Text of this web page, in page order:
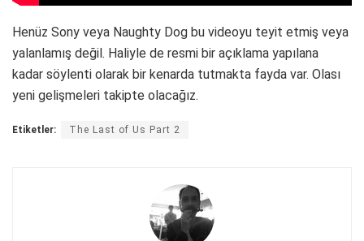
Henüz Sony veya Naughty Dog bu videoyu teyit etmiş veya
yalanlamış değil. Haliyle de resmi bir açıklama yapılana
kadar söylenti olarak bir kenarda tutmakta fayda var. Olası
yeni gelişmeleri takipte olacağız.
Etiketler: The Last of Us Part 2